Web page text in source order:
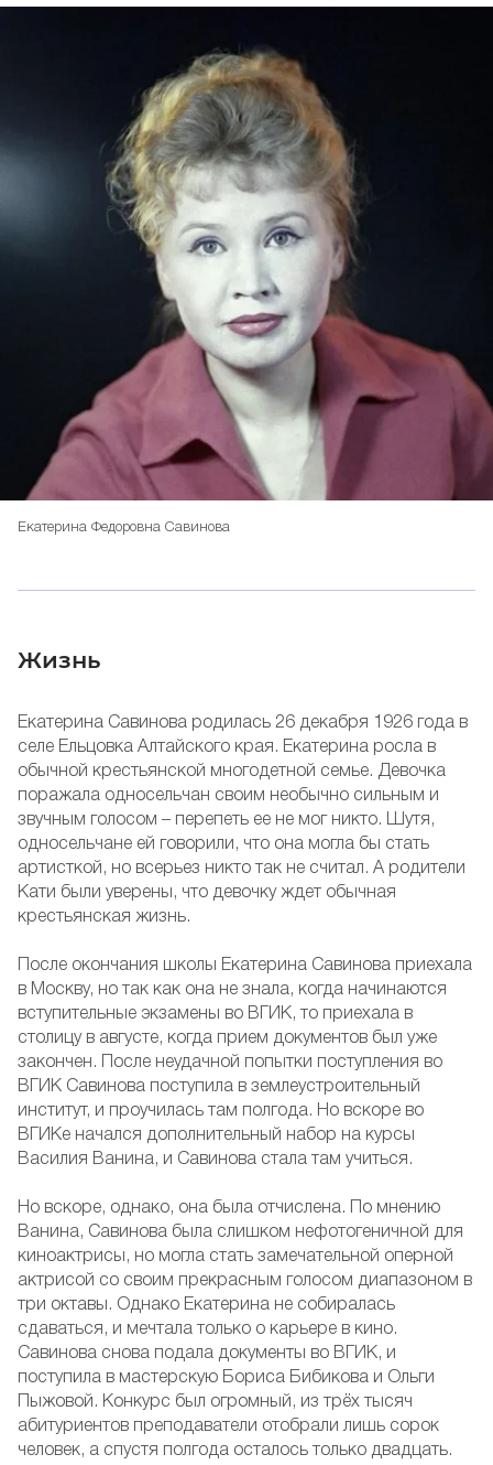
Екатерина Федоровна Савинова
Жизнь
Екатерина Савинова родилась 26 декабря 1926 года в
селе Ельцовка Алтайского края. Екатерина росла в
обычной крестьянской многодетной семье. Девочка
поражала односельчан своим необычно сильным и
звучным голосом – перепеть ее не мог никто. Шутя,
односельчане ей говорили, что она могла бы стать
артисткой, но всерьез никто так не считал. А родители
Кати были уверены, что девочку ждет обычная
крестьянская жизнь.
После окончания школы Екатерина Савинова приехала
в Москву, но так как она не знала, когда начинаются
вступительные экзамены во ВГИК, то приехала в
столицу в августе, когда прием документов был уже
закончен. После неудачной попытки поступления во
ВГИК Савинова поступила в землеустроительный
институт, и проучилась там полгода. Но вскоре во
ВГИКе начался дополнительный набор на курсы
Василия Ванина, и Савинова стала там учиться.
Но вскоре, однако, она была отчислена. По мнению
Ванина, Савинова была слишком нефотогеничной для
киноактрисы, но могла стать замечательной оперной
актрисой со своим прекрасным голосом диапазоном в
три октавы. Однако Екатерина не собиралась
сдаваться, и мечтала только о карьере в кино.
Савинова снова подала документы во ВГИК, и
поступила в мастерскую Бориса Бибикова и Ольги
Пыжовой. Конкурс был огромный, из трёх тысяч
абитуриентов преподаватели отобрали лишь сорок
человек, а спустя полгода осталось только двадцать.